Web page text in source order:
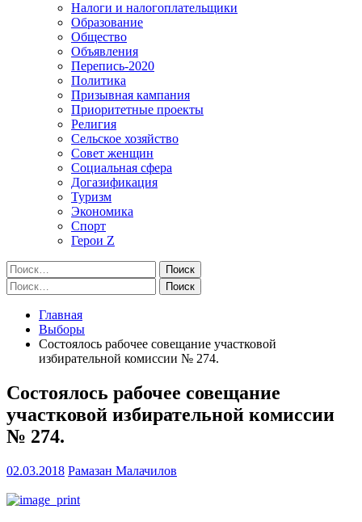
Налоги и налогоплательщики
Образование
Общество
Объявления
Перепись-2020
Политика
Призывная кампания
Приоритетные проекты
Религия
Сельское хозяйство
Совет женщин
Социальная сфера
Догазификация
Туризм
Экономика
Спорт
Герои Z
Найти:
Найти:
Главная
Выборы
Состоялось рабочее совещание участковой
избирательной комиссии № 274.
Состоялось рабочее совещание
участковой избирательной комиссии
№ 274.
02.03.2018 Рамазан Малачилов